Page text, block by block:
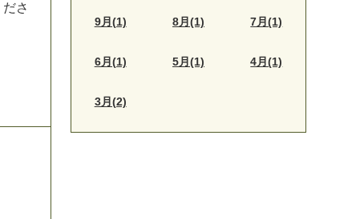
ださ
9月(1) 8月(1) 7月(1)
6月(1) 5月(1) 4月(1)
3月(2)